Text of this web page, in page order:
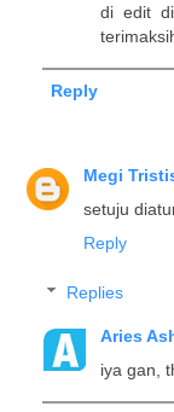
di edit
Reply
Megi
setuju
Reply
Replies
Aries
iya gan,